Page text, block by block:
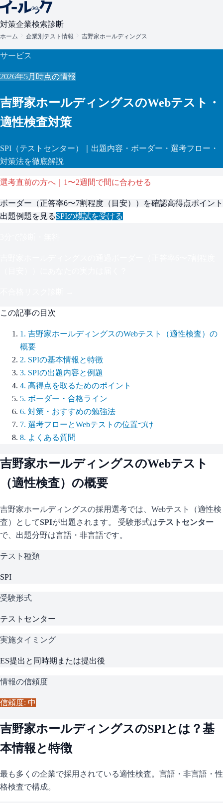
対策企業検索診断
ホーム 企業別テスト情報 吉野家ホールディングス
サービス
2026年5月 時点の情報
吉野家ホールディングスのWebテスト・
適性検査対策
SPI （テストセンター）
｜出題内容・ボーダー・選考フロー・
対策法を徹底解説
選考直前の方へ｜1〜2週間で間に合わせる
ボーダー（正答率6〜7割程度（目安） ）を確認高得点ポイント
出題例題を見るSPIの模試を受ける
この記事の目次
1 . 吉野家ホールディングスのWebテスト（適性検査）の
概要
2. SPIの基本情報と特徴
3. SPIの出題内容と例題
4. 高得点を取るためのポイント
5. ボーダー・合格ライン
6. 対策・おすすめの勉強法
7. 選考フローとWebテストの位置づけ
8. よくある質問
吉野家ホールディングスのWebテスト
（適性検査）の概要
吉野家ホールディングスの採用選考では、Webテスト（適性検
査）としてSPIが出題されます。 受験形式はテストセンター
で、 出題分野は言語・非言語です。
テスト種類
SPI
受験形式
テストセンター
実施タイミング
ES提出と同時期または提出後
情報の信頼度
信頼度: 中
吉野家ホールディングスのSPIとは？基
本情報と特徴
最も多くの企業で採用されている適性検査。言語・非言語・性
格検査で構成。